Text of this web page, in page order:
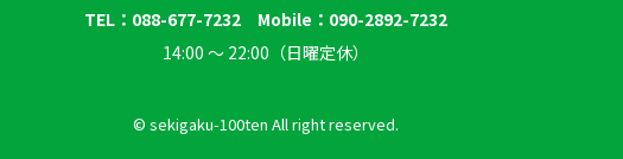
TEL：088-677-7232 Mobile：090-2892-7232
14:00 〜 22:00（日曜定休）
© sekigaku-100ten All right reserved.